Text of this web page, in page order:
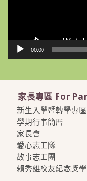
00:00
家長專區 For
新生入學暨轉學專區
學期行事簡曆
家長會
愛心志工隊
故事志工團
賴秀雄校友紀念獎